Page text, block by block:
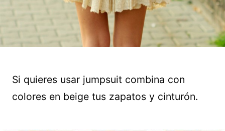
Si quieres usar jumpsuit combina con
colores en beige tus zapatos y cinturón.